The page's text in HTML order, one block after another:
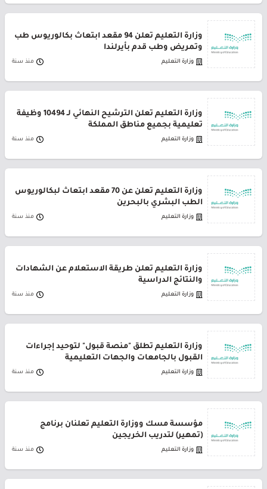
وزارة التعليم تعلن 94 مقعد ابتعاث بكالوريوس طب
وتمريض وطب قدم بأيرلندا
وزارة التعليم منذ سنة
وزارة التعليم تعلن الترشيح النهائي لـ 10494 وظيفة
تعليمية بجميع مناطق المملكة
وزارة التعليم منذ سنة
وزارة التعليم تعلن عن 70 مقعد ابتعاث لبكالوريوس
الطب البشري بالبحرين
وزارة التعليم منذ سنة
وزارة التعليم تعلن طريقة الاستعلام عن الشهادات
والنتائج الدراسية
وزارة التعليم منذ سنة
وزارة التعليم تطلق "منصة قبول" لتوحيد إجراءات
القبول بالجامعات والجهات التعليمية
وزارة التعليم منذ سنة
مؤسسة مسك ووزارة التعليم تعلنان برنامج
(تمهير) لتدريب الخريجين
وزارة التعليم منذ سنة